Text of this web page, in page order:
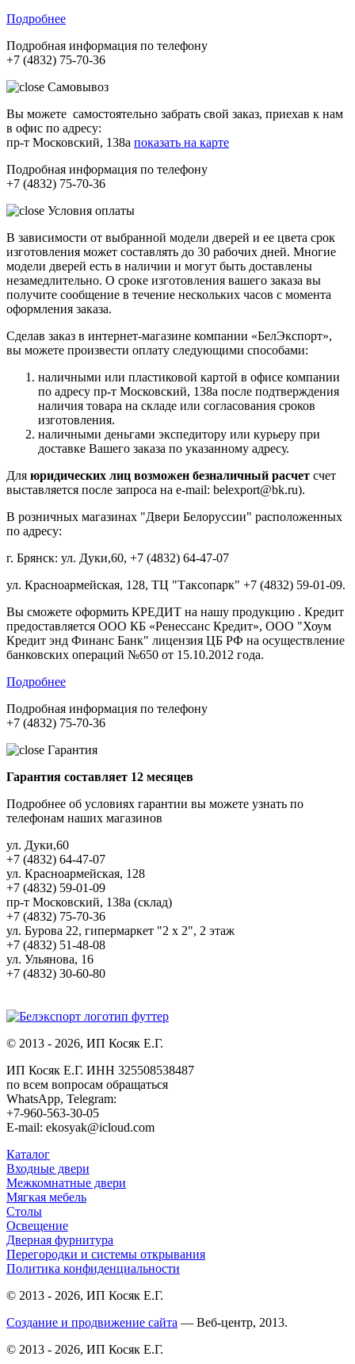
Подробнее
Подробная информация по телефону
+7 (4832) 75-70-36
Самовывоз
Вы можете самостоятельно забрать свой заказ, приехав к нам
в офис по адресу:
пр-т Московский, 138а показать на карте
Подробная информация по телефону
+7 (4832) 75-70-36
Условия оплаты
В зависимости от выбранной модели дверей и ее цвета срок
изготовления может составлять до 30 рабочих дней. Многие
модели дверей есть в наличии и могут быть доставлены
незамедлительно. О сроке изготовления вашего заказа вы
получите сообщение в течение нескольких часов с момента
оформления заказа.
Сделав заказ в интернет-магазине компании «БелЭкспорт»,
вы можете произвести оплату следующими способами:
наличными или пластиковой картой в офисе компании
по адресу пр-т Московский, 138а после подтверждения
наличия товара на складе или согласования сроков
изготовления.
наличными деньгами экспедитору или курьеру при
доставке Вашего заказа по указанному адресу.
Для юридических лиц возможен безналичный расчет счет
выставляется после запроса на e-mail: belexport@bk.ru).
В розничных магазинах "Двери Белоруссии" расположенных
по адресу:
г. Брянск: ул. Дуки,60, +7 (4832) 64-47-07
ул. Красноармейская, 128, ТЦ "Таксопарк" +7 (4832) 59-01-09.
Вы сможете оформить КРЕДИТ на нашу продукцию . Кредит
предоставляется ООО КБ «Ренессанс Кредит», ООО "Хоум
Кредит энд Финанс Банк" лицензия ЦБ РФ на осуществление
банковских операций №650 от 15.10.2012 года.
Подробнее
Подробная информация по телефону
+7 (4832) 75-70-36
Гарантия
Гарантия составляет 12 месяцев
Подробнее об условиях гарантии вы можете узнать по
телефонам наших магазинов
ул. Дуки,60
+7 (4832) 64-47-07
ул. Красноармейская, 128
+7 (4832) 59-01-09
пр-т Московский, 138а (склад)
+7 (4832) 75-70-36
ул. Бурова 22, гипермаркет "2 х 2", 2 этаж
+7 (4832) 51-48-08
ул. Ульянова, 16
+7 (4832) 30-60-80
© 2013 - 2026, ИП Косяк Е.Г.
ИП Косяк Е.Г. ИНН 325508538487
по всем вопросам обращаться
WhatsApp, Telegram:
+7-960-563-30-05
E-mail: ekosyak@icloud.com
Каталог
Входные двери
Межкомнатные двери
Мягкая мебель
Столы
Освещение
Дверная фурнитура
Перегородки и системы открывания
Политика конфиденциальности
© 2013 - 2026, ИП Косяк Е.Г.
Создание и продвижение сайта — Веб-центр, 2013.
© 2013 - 2026, ИП Косяк Е.Г.